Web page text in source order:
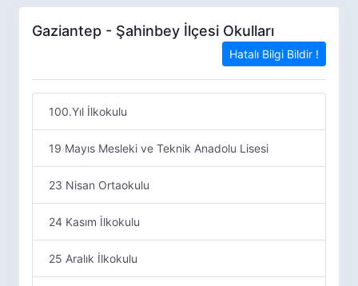
Gaziantep - Şahinbey İlçesi Okulları
Hatalı Bilgi Bildir !
100.Yıl İlkokulu
19 Mayıs Mesleki ve Teknik Anadolu Lisesi
23 Nisan Ortaokulu
24 Kasım İlkokulu
25 Aralık İlkokulu